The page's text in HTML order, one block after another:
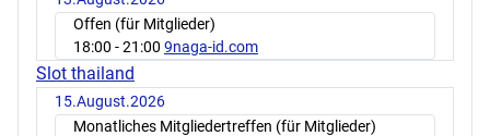
Offen (für Mitglieder)
18:00 - 21:00 9naga-id.com
Slot thailand
15.August.2026
Monatliches Mitgliedertreffen (für Mitglieder)